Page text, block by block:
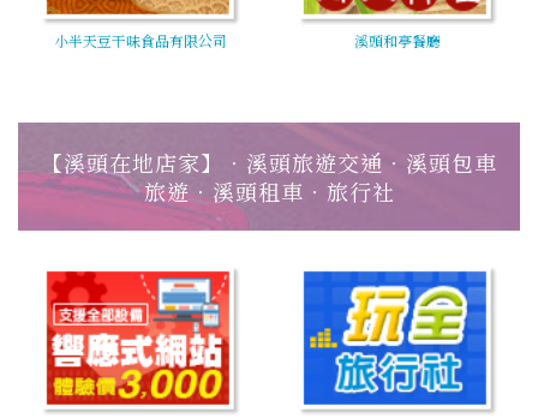
小半天豆干味食品有限公司 溪頭和亭餐廳
【溪頭在地店家】‧溪頭旅遊交通‧溪頭包車
旅遊‧溪頭租車‧旅行社